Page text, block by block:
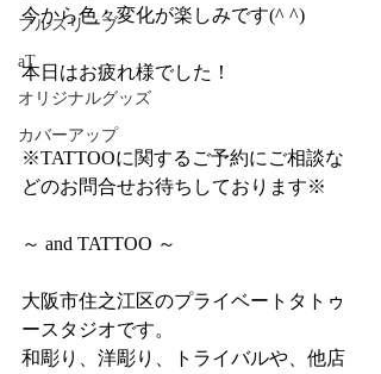
フルスリーブ
aT
オリジナルグッズ
カバーアップ
今から色々変化が楽しみです(^ ^)
本日はお疲れ様でした！
※TATTOOに関するご予約にご相談な
どのお問合せお待ちしております※
～ and TATTOO ～
大阪市住之江区のプライベートタトゥ
ースタジオです。
和彫り、洋彫り、トライバルや、他店